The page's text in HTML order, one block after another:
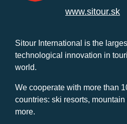
www.sitour.sk
Sitour International is the
technological innovation in
world.
We cooperate with more than
countries: ski resorts,
more.